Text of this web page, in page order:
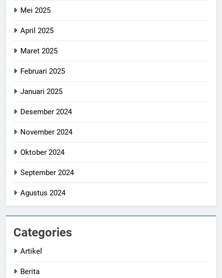
Mei 2025
April 2025
Maret 2025
Februari 2025
Januari 2025
Desember 2024
November 2024
Oktober 2024
September 2024
Agustus 2024
Categories
Artikel
Berita